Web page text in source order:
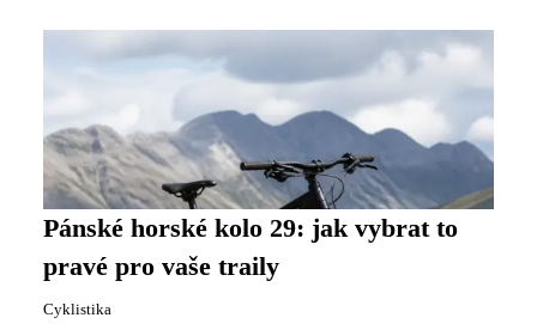
Pánské horské kolo 29: jak vybrat to
pravé pro vaše traily
Cyklistika